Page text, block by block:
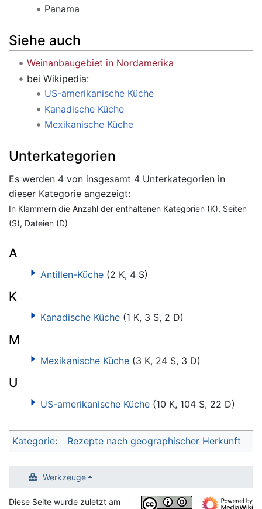
Panama
Siehe auch
Weinanbaugebiet in Nordamerika
bei Wikipedia:
US-amerikanische Küche
Kanadische Küche
Mexikanische Küche
Unterkategorien
Es werden 4 von insgesamt 4 Unterkategorien in
dieser Kategorie angezeigt:
In Klammern die Anzahl der enthaltenen Kategorien (K), Seiten
(S), Dateien (D)
A
Antillen-Küche (2 K, 4 S)
K
Kanadische Küche (1 K, 3 S, 2 D)
M
Mexikanische Küche (3 K, 24 S, 3 D)
U
US-amerikanische Küche (10 K, 104 S, 22 D)
Kategorie: Rezepte nach geographischer Herkunft
Werkzeuge
Diese Seite wurde zuletzt am